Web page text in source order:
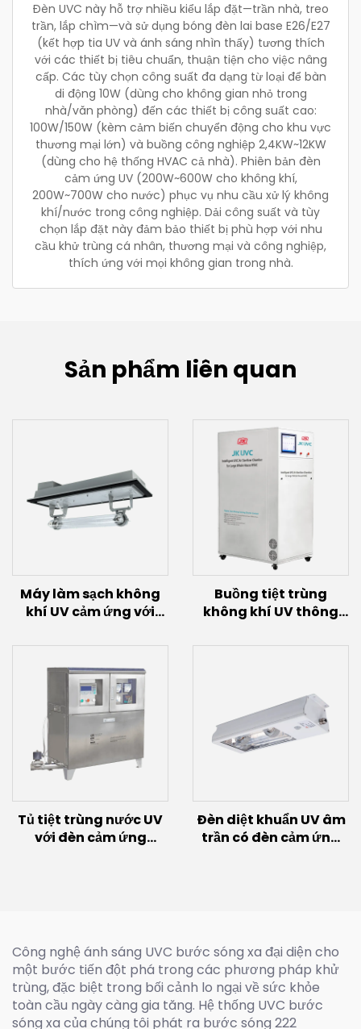
Đèn UVC này hỗ trợ nhiều kiểu lắp đặt—trần nhà, treo
trần, lắp chìm—và sử dụng bóng đèn lai base E26/E27
(kết hợp tia UV và ánh sáng nhìn thấy) tương thích
với các thiết bị tiêu chuẩn, thuận tiện cho việc nâng
cấp. Các tùy chọn công suất đa dạng từ loại để bàn
di động 10W (dùng cho không gian nhỏ trong
nhà/văn phòng) đến các thiết bị công suất cao:
100W/150W (kèm cảm biến chuyển động cho khu vực
thương mại lớn) và buồng công nghiệp 2,4KW~12KW
(dùng cho hệ thống HVAC cả nhà). Phiên bản đèn
cảm ứng UV (200W~600W cho không khí,
200W~700W cho nước) phục vụ nhu cầu xử lý không
khí/nước trong công nghiệp. Dải công suất và tùy
chọn lắp đặt này đảm bảo thiết bị phù hợp với nhu
cầu khử trùng cá nhân, thương mại và công nghiệp,
thích ứng với mọi không gian trong nhà.
Sản phẩm liên quan
Máy làm sạch không
khí UV cảm ứng với
(200W~600W)
Buồng tiệt trùng
không khí UV thông
cảm ứng
Tủ tiệt trùng nước UV
với đèn cảm ứng
Đèn diệt khuẩn UV âm
trần có đèn cảm ứng
Công nghệ ánh sáng UVC bước sóng xa đại diện cho
một bước tiến đột phá trong các phương pháp khử
trùng, đặc biệt trong bối cảnh lo ngại về sức khỏe
toàn cầu ngày càng gia tăng. Hệ thống UVC bước
sóng xa của chúng tôi phát ra bước sóng 222